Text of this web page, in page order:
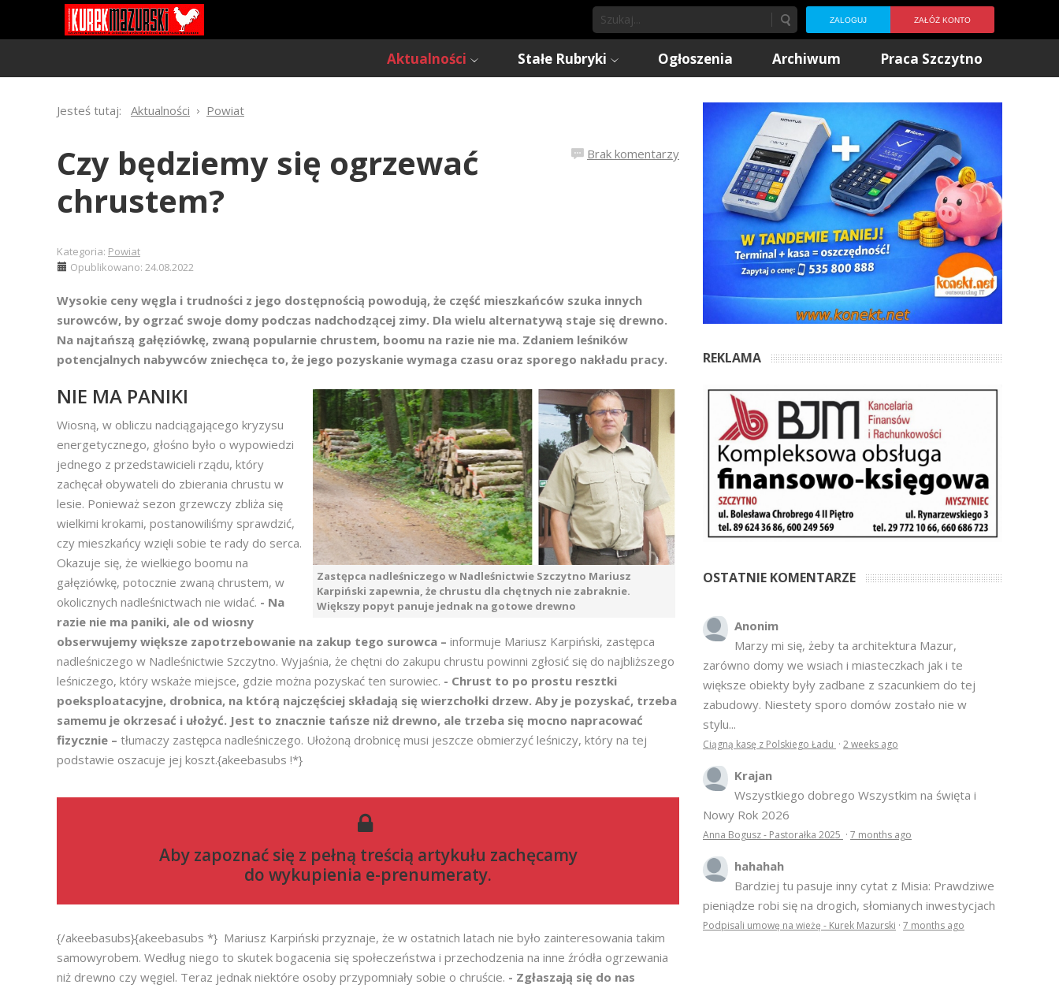
ZALOGUJ ZAŁÓŻ KONTO
Aktualności Stałe Rubryki Ogłoszenia Archiwum Praca Szczytno
Jesteś tutaj: Aktualności Powiat
Brak komentarzy
Czy będziemy się ogrzewać
chrustem?
Kategoria: Powiat
Opublikowano: 24.08.2022
Wysokie ceny węgla i trudności z jego dostępnością powodują, że część mieszkańców szuka innych
surowców, by ogrzać swoje domy podczas nadchodzącej zimy. Dla wielu alternatywą staje się drewno.
Na najtańszą gałęziówkę, zwaną popularnie chrustem, boomu na razie nie ma. Zdaniem leśników
potencjalnych nabywców zniechęca to, że jego pozyskanie wymaga czasu oraz sporego nakładu pracy.
Zastępca nadleśniczego w Nadleśnictwie Szczytno Mariusz
Karpiński zapewnia, że chrustu dla chętnych nie zabraknie.
Większy popyt panuje jednak na gotowe drewno
NIE MA PANIKI
Wiosną, w obliczu nadciągającego kryzysu
energetycznego, głośno było o wypowiedzi
jednego z przedstawicieli rządu, który
zachęcał obywateli do zbierania chrustu w
lesie. Ponieważ sezon grzewczy zbliża się
wielkimi krokami, postanowiliśmy sprawdzić,
czy mieszkańcy wzięli sobie te rady do serca.
Okazuje się, że wielkiego boomu na
gałęziówkę, potocznie zwaną chrustem, w
okolicznych nadleśnictwach nie widać. - Na
razie nie ma paniki, ale od wiosny
obserwujemy większe zapotrzebowanie na zakup tego surowca – informuje Mariusz Karpiński, zastępca
nadleśniczego w Nadleśnictwie Szczytno. Wyjaśnia, że chętni do zakupu chrustu powinni zgłosić się do najbliższego
leśniczego, który wskaże miejsce, gdzie można pozyskać ten surowiec. - Chrust to po prostu resztki
poeksploatacyjne, drobnica, na którą najczęściej składają się wierzchołki drzew. Aby je pozyskać, trzeba
samemu je okrzesać i ułożyć. Jest to znacznie tańsze niż drewno, ale trzeba się mocno napracować
fizycznie – tłumaczy zastępca nadleśniczego. Ułożoną drobnicę musi jeszcze obmierzyć leśniczy, który na tej
podstawie oszacuje jej koszt.{akeebasubs !*}
Aby zapoznać się z pełną treścią artykułu zachęcamy
do wykupienia e-prenumeraty.
{/akeebasubs}{akeebasubs *} Mariusz Karpiński przyznaje, że w ostatnich latach nie było zainteresowania takim
samowyrobem. Według niego to skutek bogacenia się społeczeństwa i przechodzenia na inne źródła ogrzewania
niż drewno czy węgiel. Teraz jednak niektóre osoby przypomniały sobie o chruście. - Zgłaszają się do nas
REKLAMA
OSTATNIE KOMENTARZE
Anonim
Marzy mi się, żeby ta architektura Mazur,
zarówno domy we wsiach i miasteczkach jak i te
większe obiekty były zadbane z szacunkiem do tej
zabudowy. Niestety sporo domów zostało nie w
stylu...
Ciągną kasę z Polskiego Ładu · 2 weeks ago
Krajan
Wszystkiego dobrego Wszystkim na święta i
Nowy Rok 2026
Anna Bogusz - Pastorałka 2025 · 7 months ago
hahahah
Bardziej tu pasuje inny cytat z Misia: Prawdziwe
pieniądze robi się na drogich, słomianych inwestycjach
Podpisali umowę na wieżę - Kurek Mazurski · 7 months ago